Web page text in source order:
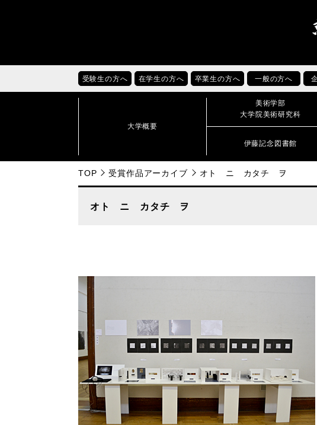
受験生の方へ 在学生の方へ 卒業生の方へ 一般の方へ
大学概要
美術学部
大学院美術研究科
伊藤記念図書館
TOP 受賞作品アーカイブ オト ニ カタチ ヲ
オト ニ カタチ ヲ